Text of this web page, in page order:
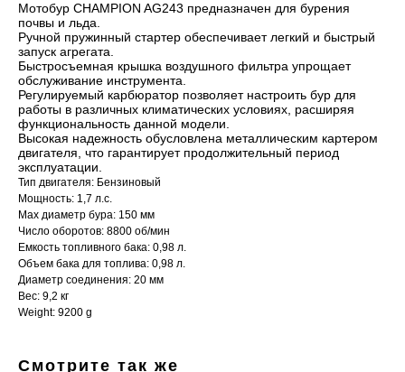
Мотобур CHAMPION AG243 предназначен для бурения
почвы и льда.
Ручной пружинный стартер обеспечивает легкий и быстрый
запуск агрегата.
Быстросъемная крышка воздушного фильтра упрощает
обслуживание инструмента.
Регулируемый карбюратор позволяет настроить бур для
работы в различных климатических условиях, расширяя
функциональность данной модели.
Высокая надежность обусловлена металлическим картером
двигателя, что гарантирует продолжительный период
эксплуатации.
Тип двигателя: Бензиновый
Мощность: 1,7 л.с.
Мах диаметр бура: 150 мм
Число оборотов: 8800 об/мин
Емкость топливного бака: 0,98 л.
Объем бака для топлива: 0,98 л.
Диаметр соединения: 20 мм
Вес: 9,2 кг
Weight: 9200 g
Смотрите так же